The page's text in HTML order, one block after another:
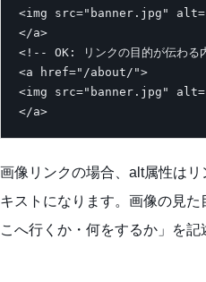
<img src="banner.jpg" alt="
</a>
<!-- OK: リンクの目的が伝わる
<a href="/about/">
<img src="banner.jpg" alt="
</a>
画像リンクの場合、alt属性は
キストになります。画像の見
こへ行くか・何をするか」を記